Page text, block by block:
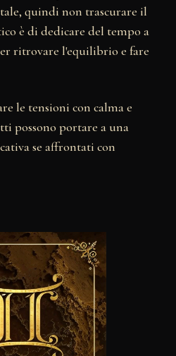
quindi non trascurare il
è di dedicare del tempo a
ritrovare l'equilibrio e fare
le tensioni con calma e
possono portare a una
se affrontati con